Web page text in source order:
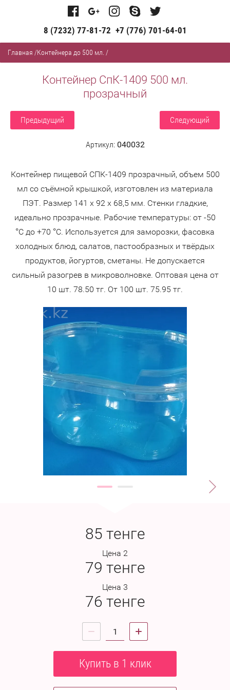
8 (7232) 77-81-72 +7 (776) 701-64-01
Главная /Контейнера до 500 мл. /
Контейнер СпК-1409 500 мл.
прозрачный
Предыдущий Следующий
Артикул:040032
Контейнер пищевой СПК-1409 прозрачный, объем 500
мл со съёмной крышкой, изготовлен из материала
ПЭТ. Размер 141 х 92 х 68,5 мм. Стенки гладкие,
идеально прозрачные. Рабочие температуры: от -50
°С до +70 °С. Используется для заморозки, фасовка
холодных блюд, салатов, пастообразных и твёрдых
продуктов, йогуртов, сметаны. Не допускается
сильный разогрев в микроволновке. Оптовая цена от
10 шт. 78.50 тг. От 100 шт. 75.95 тг.
85 тенге
Цена 2
79 тенге
Цена 3
76 тенге
Купить в 1 клик